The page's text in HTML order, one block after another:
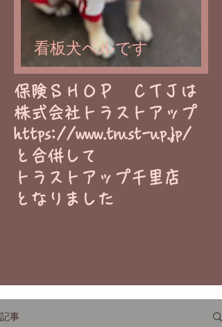
看板犬ベルです
​保険ＳＨＯＰ ＣＴＪは
株式会社トラストアップ
https://www.trust-up.jp/
と合併して
トラストアップ千里店
​となりました
記事